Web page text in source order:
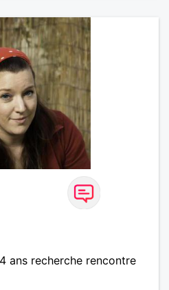
ans recherche rencontre